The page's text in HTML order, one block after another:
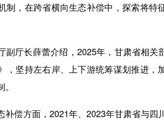
制，在跨省横向生态补偿中，探索将特
厅长薛蕾介绍，2025年，甘肃省相关
，坚持左右岸、上下游统筹谋划推进，
偿方面，2021年、2023年甘肃省与四